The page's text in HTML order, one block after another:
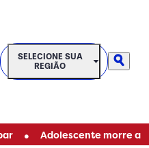
SELECIONE SUA REGIÃO
SELECIONE SUA
REGIÃO
• Adolescente morre após